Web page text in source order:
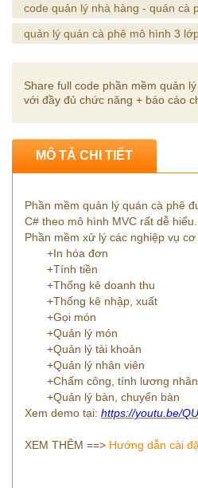
code quản lý nhà hàng - quán cà
quản lý quán cà phê mô hình 3
Share full code phần mềm quản
với đầy đủ chức năng + báo cáo
MÔ TẢ CHI TIẾT
Phần mềm quản lý quán cà phê
C# theo mô hình MVC rất dễ hiểu.
Phần mềm xử lý các nghiệp vụ
+In hóa đơn
+Tính tiền
+Thống kê doanh thu
+Thống kê nhập, xuất
+Gọi món
+Quản lý món
+Quản lý tài khoản
+Quản lý nhân viên
+Chấm công, tính lương nhân
+Quản lý bàn, chuyển bàn
Xem demo tại: https://youtu.be/
XEM THÊM ==> Hướng dẫn cài